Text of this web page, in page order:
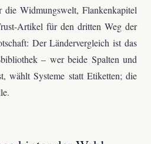
die Widmungswelt, Flankenkapitel
Artikel für den dritten Weg der
Der Ländervergleich ist das
– wer beide Spalten und
wählt Systeme statt Etiketten; die